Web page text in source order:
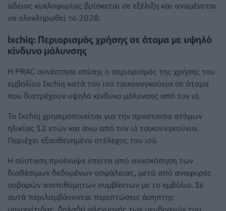
άδειας κυκλοφορίας βρίσκεται σε εξέλιξη και αναμένεται
να ολοκληρωθεί το 2028.
Ixchiq: Περιορισμός χρήσης σε άτομα με υψηλό
κίνδυνο μόλυνσης
Η PRAC συνέστησε επίσης ο περιορισμός της χρήσης του
εμβολίου Ixchiq κατά του ιού τσικουνγκούνια σε άτομα
που διατρέχουν υψηλό κίνδυνο μόλυνσης από τον ιό.
Το Ixchiq χρησιμοποιείται για την προστασία ατόμων
ηλικίας 12 ετών και άνω από τον ιό τσικουνγκούνια.
Περιέχει εξασθενημένο στέλεχος του ιού.
Η σύσταση προέκυψε έπειτα από ανασκόπηση των
διαθέσιμων δεδομένων ασφάλειας, μετά από αναφορές
σοβαρών ανεπιθύμητων συμβάντων με το εμβόλιο. Σε
αυτά περιλαμβάνονται περιπτώσεις άσηπτης
μηνιγγίτιδας, δηλαδή φλεγμονής των μεμβρανών του